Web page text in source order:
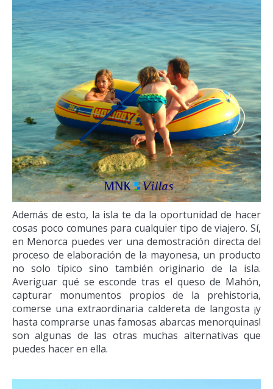
Además de esto, la isla te da la oportunidad de hacer
cosas poco comunes para cualquier tipo de viajero. Sí,
en Menorca puedes ver una demostración directa del
proceso de elaboración de la mayonesa, un producto
no solo típico sino también originario de la isla.
Averiguar qué se esconde tras el queso de Mahón,
capturar monumentos propios de la prehistoria,
comerse una extraordinaria caldereta de langosta ¡y
hasta comprarse unas famosas abarcas menorquinas!
son algunas de las otras muchas alternativas que
puedes hacer en ella.